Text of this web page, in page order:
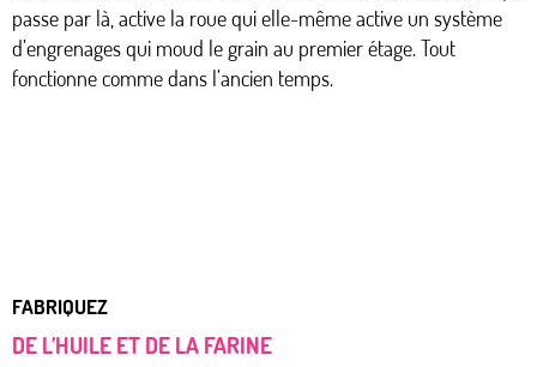
passe par là, active la roue qui elle-même active un système
d’engrenages qui moud le grain au premier étage. Tout
fonctionne comme dans l’ancien temps.
FABRIQUEZ
DE L’HUILE ET DE LA FARINE